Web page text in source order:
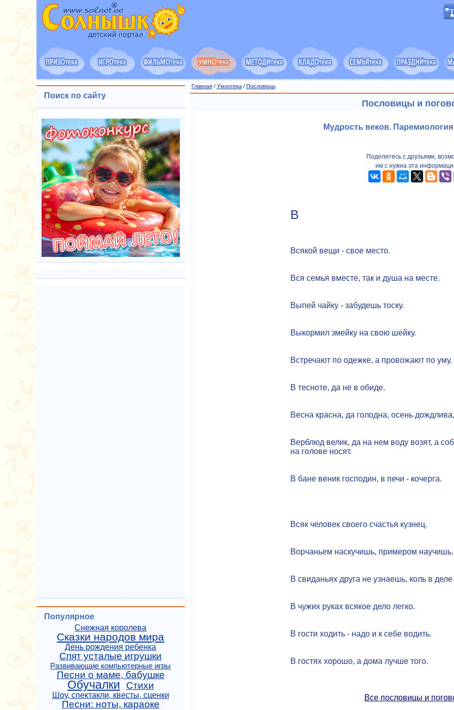
Главная/ Умнотека/ Пословицы
Пословицы и
Мудрость веков.
Поделитесь с друзьями,
им с нужна эта
В
Всякой вещи - свое место.
Вся семья вместе, так и душа на месте.
Выпей чайку - забудешь тоску.
Выкормил змейку на свою шейку.
Встречают по одежке, а провожают по уму.
В тесноте, да не в обиде.
Весна красна, да голодна, осень
Верблюд велик, да на нем воду возят, а
на голове носят.
В бане веник господин, в печи - кочерга.
Всяк человек своего счастья кузнец.
Ворчаньем наскучишь, примером научишь.
В свиданьях друга не узнаешь, коль в
В чужих руках всякое дело легко.
В гости ходить - надо и к себе водить.
В гостях хорошо, а дома лучше того.
Все пословицы и
Поиск по сайту
Популярное
Снежная королева
Сказки народов мира
День рождения ребенка
Спят усталые игрушки
Развивающие компьютерные игры
Песни о маме, бабушке
Обучалки Стихи
Шоу, спектакли, квесты, сценки
Песни: ноты, караоке